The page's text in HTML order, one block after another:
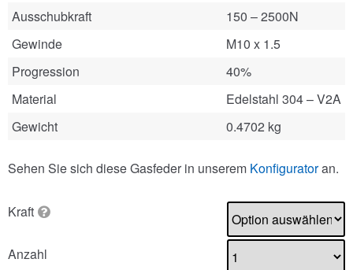
Ausschubkraft
150 – 2500N
Gewinde
M10 x 1.5
Progression
40%
Material
Edelstahl 304 – V2A
Gewicht
0.4702 kg
Sehen Sie sich diese Gasfeder in unserem Konfiguratoran.
Kraft
Anzahl